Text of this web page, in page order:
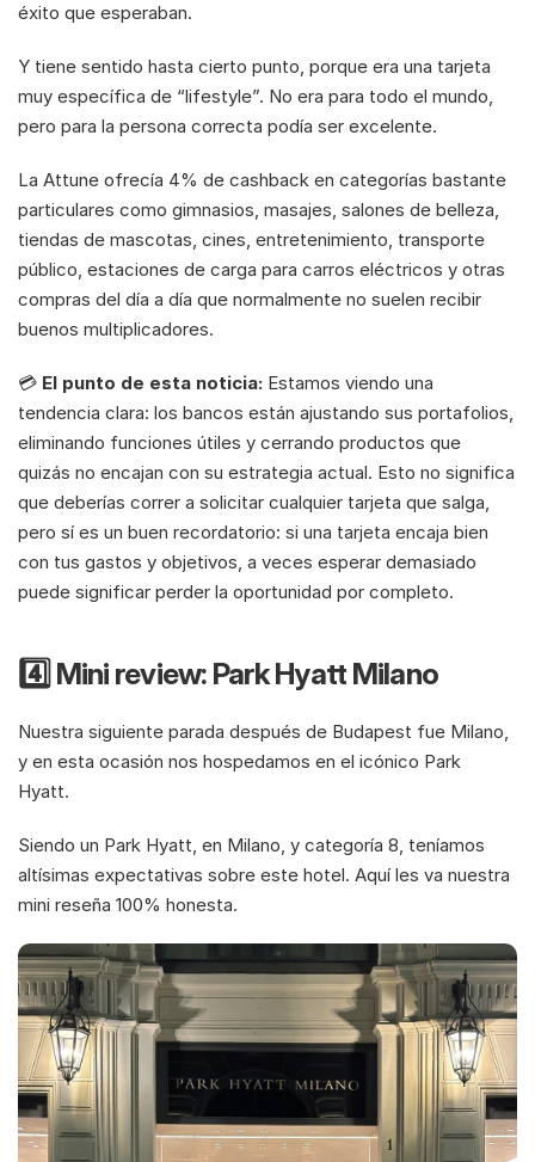
éxito que esperaban.
Y tiene sentido hasta cierto punto, porque era una tarjeta
muy específica de “lifestyle”. No era para todo el mundo,
pero para la persona correcta podía ser excelente.
La Attune ofrecía 4% de cashback en categorías bastante
particulares como gimnasios, masajes, salones de belleza,
tiendas de mascotas, cines, entretenimiento, transporte
público, estaciones de carga para carros eléctricos y otras
compras del día a día que normalmente no suelen recibir
buenos multiplicadores.
💳 El punto de esta noticia: Estamos viendo una
tendencia clara: los bancos están ajustando sus portafolios,
eliminando funciones útiles y cerrando productos que
quizás no encajan con su estrategia actual. Esto no significa
que deberías correr a solicitar cualquier tarjeta que salga,
pero sí es un buen recordatorio: si una tarjeta encaja bien
con tus gastos y objetivos, a veces esperar demasiado
puede significar perder la oportunidad por completo.
4️⃣ Mini review: Park Hyatt Milano
Nuestra siguiente parada después de Budapest fue Milano,
y en esta ocasión nos hospedamos en el icónico Park
Hyatt.
Siendo un Park Hyatt, en Milano, y categoría 8, teníamos
altísimas expectativas sobre este hotel. Aquí les va nuestra
mini reseña 100% honesta.